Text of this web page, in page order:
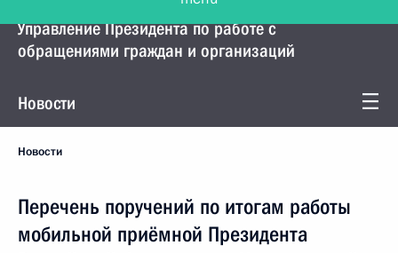
Управление Президента по работе с
обращениями граждан и организаций
Новости
Новости
Перечень поручений по итогам работы
мобильной приёмной Президента